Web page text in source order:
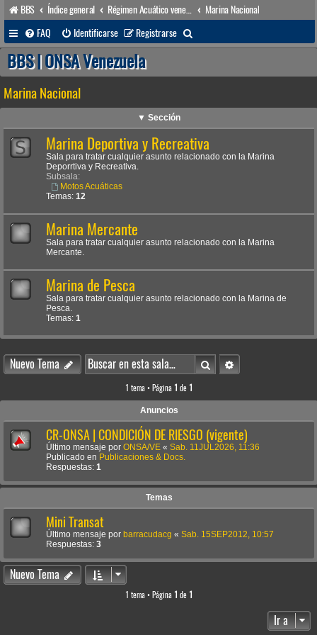
BBS Índice general Régimen Acuático venezolano
Marina Nacional
FAQ
Identificarse Registrarse
u
a
r
BBS | ONSA Venezuela
Marina Nacional
▼ Sección
Marina Deportiva y Recreativa
Sala para tratar cualquier asunto relacionado con la Marina
Deporrtiva y Recreativa.
Subsala:
Motos Acuáticas
Temas: 12
Marina Mercante
Sala para tratar cualquier asunto relacionado con la Marina
Mercante.
Marina de Pesca
Sala para tratar cualquier asunto relacionado con la Marina de
Pesca.
Temas: 1
Nuevo Tema BuscarBúsqueda avanzada
1 tema • Página 1 de 1
Anuncios
CR-ONSA | CONDICIÓN DE RIESGO (vigente)
Último mensaje por ONSA/VE « Sab. 11JUL2026, 11:36
Publicado en Publicaciones & Docs.
Respuestas: 1
Temas
Mini Transat
Último mensaje por barracudacg « Sab. 15SEP2012, 10:57
Respuestas: 3
Nuevo Tema
1 tema • Página 1 de 1
Ir a